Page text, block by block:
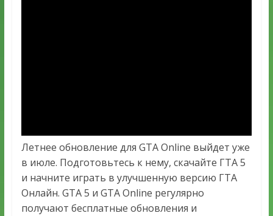
Летнее обновление для GTA Online выйдет уже
в июле. Подготовьтесь к нему, скачайте ГТА 5
и начните играть в улучшенную версию ГТА
Онлайн. GTA 5 и GTA Online регулярно
получают бесплатные обновления и